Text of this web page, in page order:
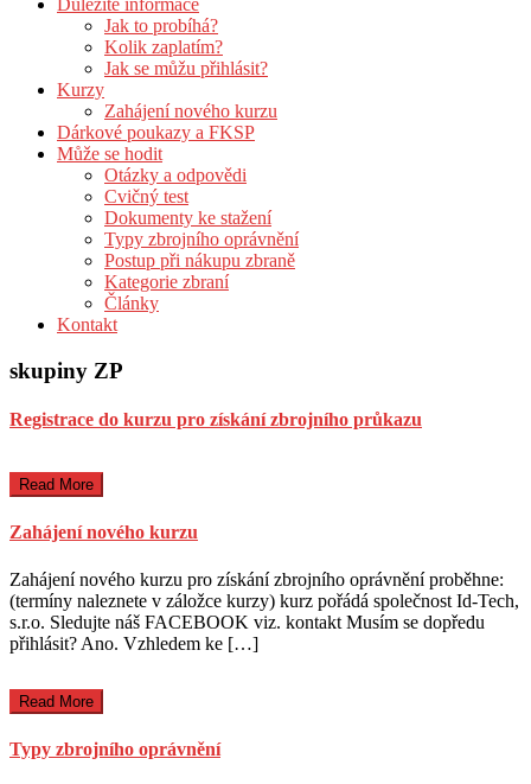
Důležité informace
Jak to probíhá?
Kolik zaplatím?
Jak se můžu přihlásit?
Kurzy
Zahájení nového kurzu
Dárkové poukazy a FKSP
Může se hodit
Otázky a odpovědi
Cvičný test
Dokumenty ke stažení
Typy zbrojního oprávnění
Postup při nákupu zbraně
Kategorie zbraní
Články
Kontakt
skupiny ZP
Registrace do kurzu pro získání zbrojního průkazu
Read More
Zahájení nového kurzu
Zahájení nového kurzu pro získání zbrojního oprávnění proběhne:
(termíny naleznete v záložce kurzy) kurz pořádá společnost Id-Tech,
s.r.o. Sledujte náš FACEBOOK viz. kontakt Musím se dopředu
přihlásit? Ano. Vzhledem ke […]
Read More
Typy zbrojního oprávnění